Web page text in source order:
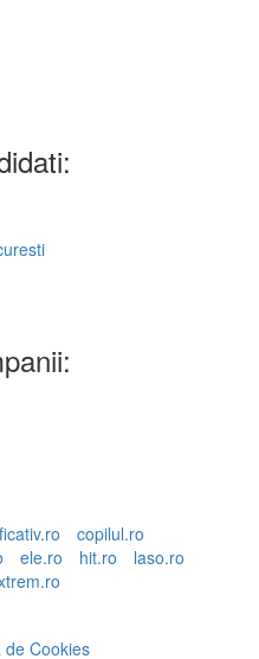
copilul.ro
ele.ro hit.ro
laso.ro
de Cookies